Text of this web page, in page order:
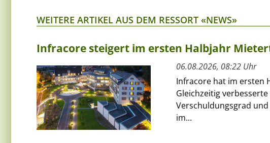
WEITERE ARTIKEL AUS DEM RESSORT «NEWS»
Infracore steigert im ersten Halbjahr
06.08.2026, 08:22 Uhr
Infracore hat im ersten
Gleichzeitig
Verschuldungsgrad
im...